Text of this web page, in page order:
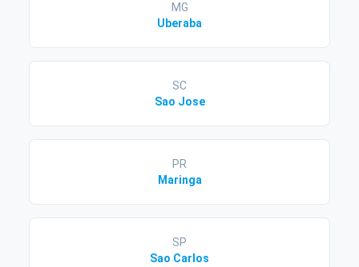
MG
Uberaba
SC
Sao Jose
PR
Maringa
SP
Sao Carlos